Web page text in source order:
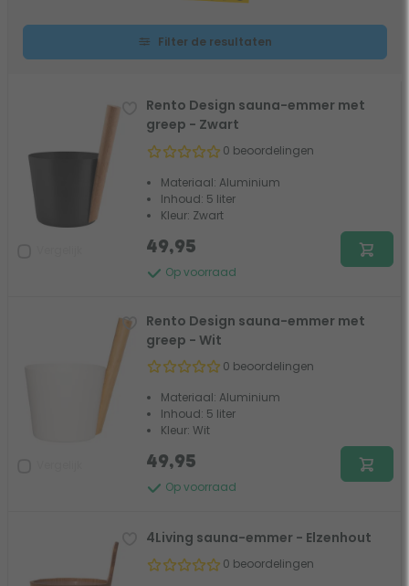
Filter de resultaten
Rento Design sauna-emmer met
greep - Zwart
0 beoordelingen
Materiaal: Aluminium
Inhoud: 5 liter
Kleur: Zwart
Op voorraad
49,95
Rento Design sauna-emmer met
greep - Wit
0 beoordelingen
Materiaal: Aluminium
Inhoud: 5 liter
Kleur: Wit
Op voorraad
49,95
4Living sauna-emmer - Elzenhout
0 beoordelingen